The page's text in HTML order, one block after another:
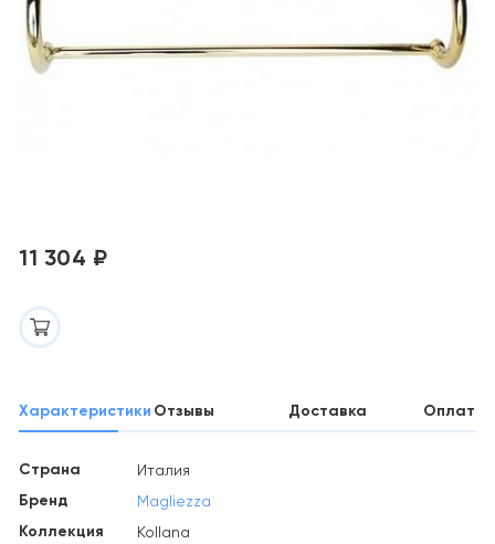
11 304 ₽
Характеристики Отзывы Доставка Оплата
Страна Италия
Бренд Magliezza
Коллекция Kollana